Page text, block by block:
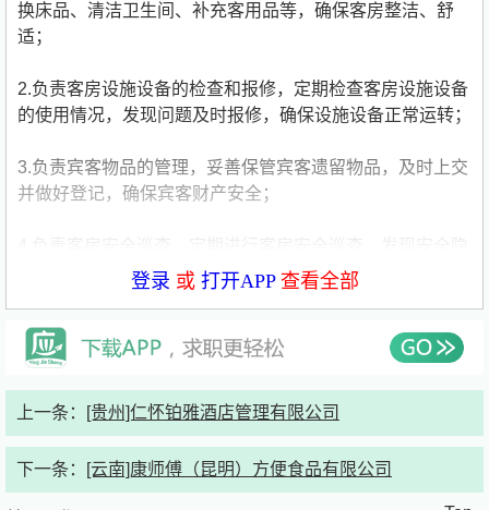
换床品、清洁卫生间、补充客用品等，确保客房整洁、舒
适；
2.负责客房设施设备的检查和报修，定期检查客房设施设备
的使用情况，发现问题及时报修，确保设施设备正常运转；
3.负责宾客物品的管理，妥善保管宾客遗留物品，及时上交
并做好登记，确保宾客财产安全；
患及时上报，确保客房安全；
5.完成上级交办的其他临时性工作。
2.熟悉掌握客房服务相关流程；
登录 或 打开APP查看全部
上一条： [贵州]仁怀铂雅酒店管理有限公司
下一条： [云南]康师傅（昆明）方便食品有限公司